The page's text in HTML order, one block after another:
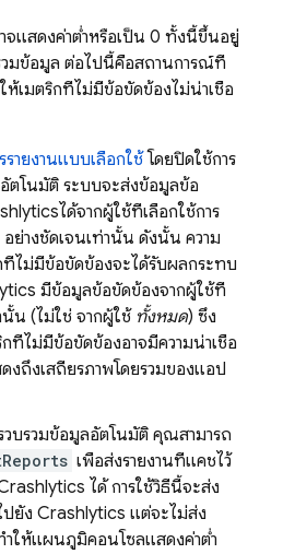
จแสดงค่าต่ำหรือเป็น 0 ทั้งนี้ขึ้นอยู่
วมข้อมูล ต่อไปนี้คือสถานการณ์ที่
เมตริกที่ไม่มีข้อขัดข้องไม่น่าเชื่อ
รายงานแบบเลือกใช้ โดยปิดใช้การ
ตโนมัติ ระบบจะส่งข้อมูลข้อ
ได้จากผู้ใช้ที่เลือกใช้การ
ย่างชัดเจนเท่านั้น ดังนั้น ความ
ไม่มีข้อขัดข้องจะได้รับผลกระทบ
มีข้อมูลข้อขัดข้องจากผู้ใช้ที่
นั้น (ไม่ใช่ จากผู้ใช้ ทั้งหมด) ซึ่ง
กที่ไม่มีข้อขัดข้องอาจมีความน่าเชื่อ
ถึงเสถียรภาพโดยรวมของแอป
วบรวมข้อมูลอัตโนมัติ คุณสามารถ
เพื่อส่งรายงานที่แคชไว้
ได้ การใช้วิธีนี้จะส่ง
ยัง Crashlytics แต่จะไม่ส่ง
ให้แผนภูมิคอนโซลแสดงค่าต่ำ